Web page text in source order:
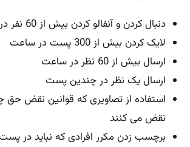
دنبال کردن و آنفالو کردن بیش از 60 نفر در ساعت
لایک کردن بیش از 300 پست در ساعت
ارسال بیش از 60 نظر در ساعت
ارسال یک نظر در چندین پست
استفاده از تصاویری که قوانین نقض حق
نقض می کنند
برچسب زدن مکرر افرادی که نباید در